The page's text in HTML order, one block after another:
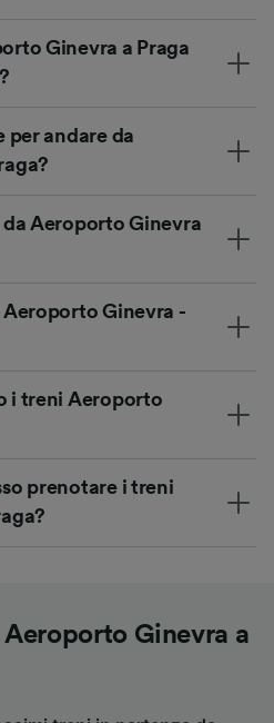
Ginevra a Praga
per andare da
Aeroporto Ginevra
Ginevra -
i treni Aeroporto
prenotare i treni
Ginevra a